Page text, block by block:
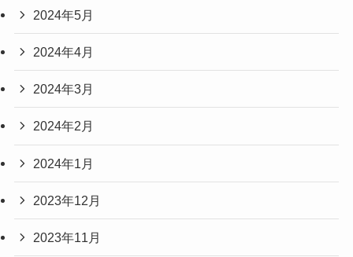
2024年5月
2024年4月
2024年3月
2024年2月
2024年1月
2023年12月
2023年11月